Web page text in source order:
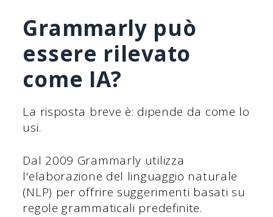
Grammarly può
essere rilevato
come IA?
La risposta breve è: dipende da come lo
usi.
Dal 2009 Grammarly utilizza
l'elaborazione del linguaggio naturale
(NLP) per offrire suggerimenti basati su
regole grammaticali predefinite.